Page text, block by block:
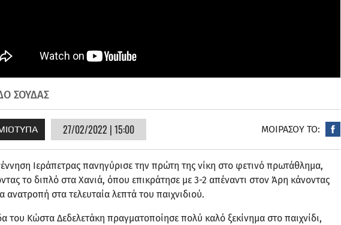
ΣΟΥΔΑΣ
27/02/2022 | 15:00 ΜΟΙΡΑΣΟΥ ΤΟ:
Ιεράπετρας πανηγύρισε την πρώτη της νίκη στο φετινό πρωτάθλημα,
το διπλό στα Χανιά, όπου επικράτησε με 3-2 απέναντι στον Άρη κάνοντας
ανατροπή στα τελευταία λεπτά του παιχνιδιού.
του Κώστα Δεδελετάκη πραγματοποίησε πολύ καλό ξεκίνημα στο παιχνίδι,